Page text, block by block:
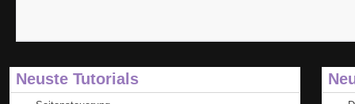
Neuste Tutorials